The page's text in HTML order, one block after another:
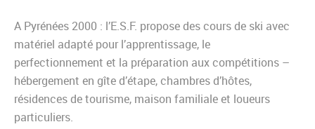
A Pyrénées 2000 : l’E.S.F. propose des cours de ski avec
matériel adapté pour l’apprentissage, le
perfectionnement et la préparation aux compétitions –
hébergement en gîte d’étape, chambres d’hôtes,
résidences de tourisme, maison familiale et loueurs
particuliers.